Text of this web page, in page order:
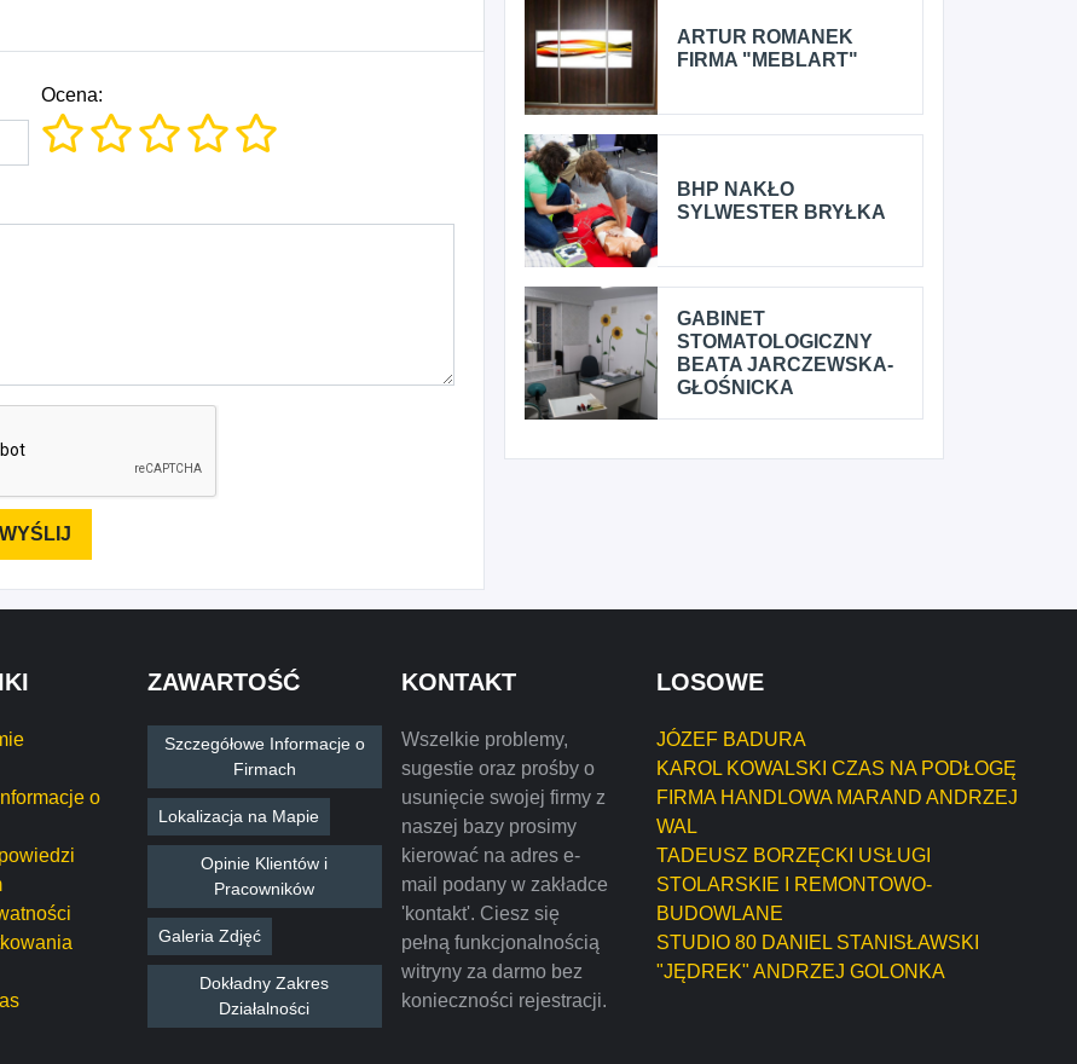
Ocena:
ARTUR ROMANEK
FIRMA "MEBLART"
BHP NAKŁO
SYLWESTER BRYŁKA
GABINET
STOMATOLOGICZNY
BEATA JARCZEWSKA-
GŁOŚNICKA
o
ZAWARTOŚĆ
Szczegółowe Informacje o
Firmach
Lokalizacja na Mapie
Opinie Klientów i
Pracowników
Galeria Zdjęć
Dokładny Zakres
Działalności
KONTAKT
Wszelkie problemy,
sugestie oraz prośby o
usunięcie swojej firmy z
naszej bazy prosimy
kierować na adres e-
mail podany w zakładce
'kontakt'. Ciesz się
pełną funkcjonalnością
witryny za darmo bez
konieczności rejestracji.
LOSOWE
JÓZEF BADURA
KAROL KOWALSKI CZAS NA PODŁOGĘ
FIRMA HANDLOWA MARAND ANDRZEJ
WAL
TADEUSZ BORZĘCKI USŁUGI
STOLARSKIE I REMONTOWO-
BUDOWLANE
STUDIO 80 DANIEL STANISŁAWSKI
"JĘDREK" ANDRZEJ GOLONKA